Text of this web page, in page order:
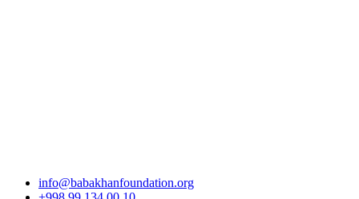
info@babakhanfoundation.org